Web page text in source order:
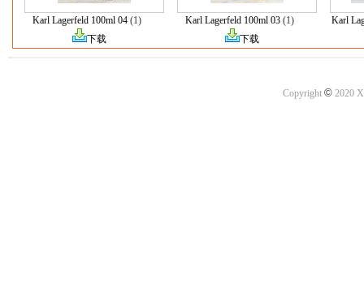
Karl Lagerfeld 100ml 04 (1)
下载
Karl Lagerfeld 100ml 03 (1)
下载
Karl
Copyright ©2020